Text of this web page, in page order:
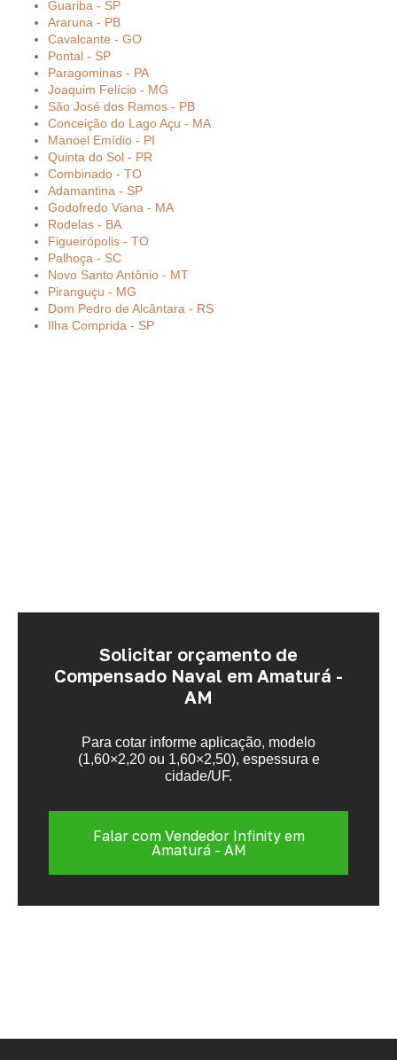
Guariba - SP
Araruna - PB
Cavalcante - GO
Pontal - SP
Paragominas - PA
Joaquim Felício - MG
São José dos Ramos - PB
Conceição do Lago Açu - MA
Manoel Emídio - PI
Quinta do Sol - PR
Combinado - TO
Adamantina - SP
Godofredo Viana - MA
Rodelas - BA
Figueirópolis - TO
Palhoça - SC
Novo Santo Antônio - MT
Piranguçu - MG
Dom Pedro de Alcântara - RS
Ilha Comprida - SP
Solicitar orçamento de
Compensado Naval em Amaturá -
AM
Para cotar informe aplicação, modelo
(1,60×2,20 ou 1,60×2,50), espessura e
cidade/UF.
Falar com Vendedor Infinity em
Amaturá - AM